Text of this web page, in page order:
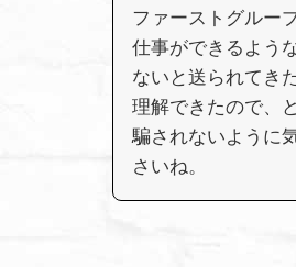
ファーストグルー
仕事ができるよう
ないと送られてき
理解できたので、
騙されないように
さいね。